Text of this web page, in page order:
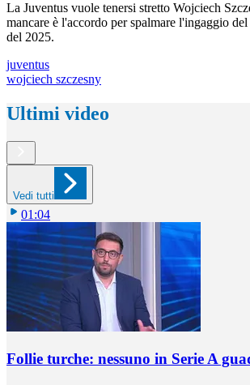
La Juventus vuole tenersi stretto Wojciech
mancare è l'accordo per spalmare l'ingaggio
del 2025.
juventus
wojciech szczesny
Ultimi video
Vedi tutti
01:04
Follie turche: nessuno in Serie A